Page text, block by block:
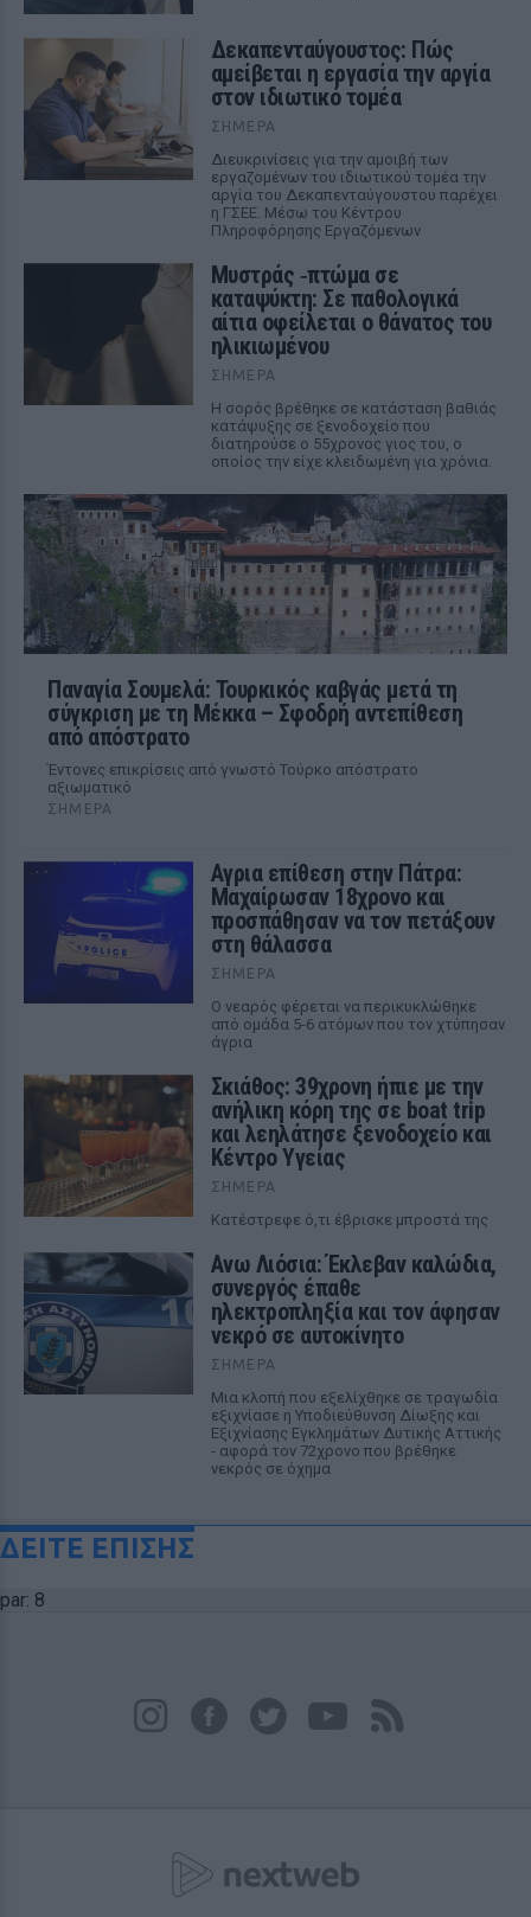
Δεκαπενταύγουστος: Πώς
αμείβεται η εργασία την αργία
στον ιδιωτικό τομέα
ΣΉΜΕΡΑ
Διευκρινίσεις για την αμοιβή των
εργαζομένων του ιδιωτικού τομέα την
αργία του Δεκαπενταύγουστου παρέχει
η ΓΣΕΕ. Μέσω του Κέντρου
Πληροφόρησης Εργαζόμενων
Μυστράς ‑πτώμα σε
καταψύκτη: Σε παθολογικά
αίτια οφείλεται ο θάνατος του
ηλικιωμένου
ΣΉΜΕΡΑ
Η σορός βρέθηκε σε κατάσταση βαθιάς
κατάψυξης σε ξενοδοχείο που
διατηρούσε ο 55χρονος γιος του, ο
οποίος την είχε κλειδωμένη για χρόνια.
Παναγία Σουμελά: Τουρκικός καβγάς μετά τη
σύγκριση με τη Μέκκα – Σφοδρή αντεπίθεση
από απόστρατο
Έντονες επικρίσεις από γνωστό Τούρκο απόστρατο
αξιωματικό
ΣΉΜΕΡΑ
Αγρια επίθεση στην Πάτρα:
Μαχαίρωσαν 18χρονο και
προσπάθησαν να τον πετάξουν
στη θάλασσα
ΣΉΜΕΡΑ
Ο νεαρός φέρεται να περικυκλώθηκε
από ομάδα 5-6 ατόμων που τον χτύπησαν
άγρια
Σκιάθος: 39χρονη ήπιε με την
ανήλικη κόρη της σε boat trip
και λεηλάτησε ξενοδοχείο και
Κέντρο Υγείας
ΣΉΜΕΡΑ
Κατέστρεφε ό,τι έβρισκε μπροστά της
Ανω Λιόσια: Έκλεβαν καλώδια,
συνεργός έπαθε
ηλεκτροπληξία και τον άφησαν
νεκρό σε αυτοκίνητο
ΣΉΜΕΡΑ
Μια κλοπή που εξελίχθηκε σε τραγωδία
εξιχνίασε η Υποδιεύθυνση Δίωξης και
Εξιχνίασης Εγκλημάτων Δυτικής Αττικής
- αφορά τον 72χρονο που βρέθηκε
νεκρός σε όχημα
ΔΕΙΤΕ ΕΠΙΣΗΣ
par: 8